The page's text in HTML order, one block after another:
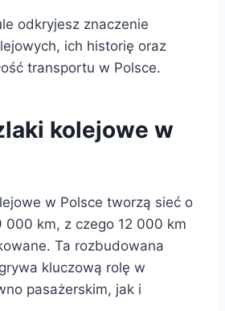
odkryjesz znaczenie
ich historię oraz
transportu w Polsce.
kolejowe w
w Polsce tworzą sieć o
000 km, z czego 12 000 km
Ta rozbudowana
kluczową rolę w
pasażerskim, jak i